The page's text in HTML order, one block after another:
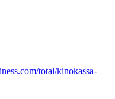
total/kinokassa-